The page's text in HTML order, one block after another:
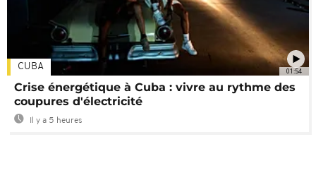
01:54
CUBA
Crise énergétique à Cuba : vivre au rythme des
coupures d'électricité
Il y a 5 heures